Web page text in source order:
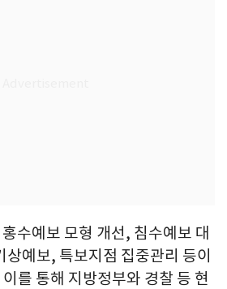
수예보 모형 개선, 침수예보 대
예보, 특보지점 집중관리 등이
를 통해 지방정부와 경찰 등 현